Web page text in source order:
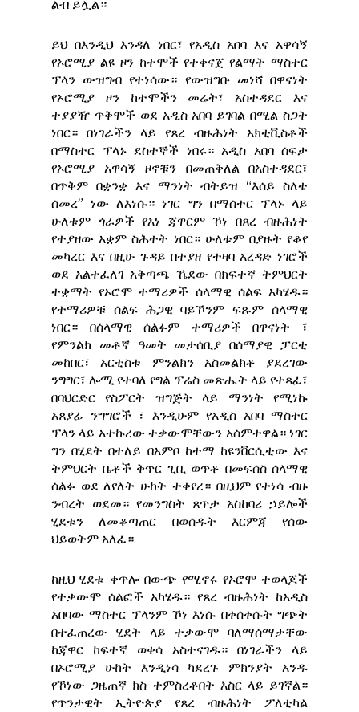
ልብ ይሏል።
ይህ በእንዲህ እንዳለ ነበር፣ የአዲስ አበባ እና አዋሳኝ
የኦሮሚያ ልዩ ዞን ከተሞች የተቀናጀ የልማት ማስተር
ፕላን ውዝግብ የተነሳው። የውዝግቡ መነሻ በዋናነት
የኦሮሚያ ዞን ከተሞችን መሬት፣ አስተዳደር እና
ተያያዥ ጥቅሞች ወደ አዲስ አበባ ይገባል በሚል ስጋት
ነበር። በነገራችን ላይ የጸረ ብዙሕነት አክቲቪስቶች
በማስተር ፕላኑ ደስተኞች ነበሩ። አዲስ አበባ ሰፍታ
የኦሮሚያ አዋሳኝ ዞኖቹን በመጠቅለል በአስተዳደር፣
በጥቅም በቋንቋ እና ማንነት ብትይዝ “እሰይ ስለቴ
ሰመረ” ነው ለእነሱ። ነገር ግን በማሰተር ፕላኑ ላይ
ሁለቱም ጎራዎች የእነ ጃዋርም ኾነ በጸረ ብዙሕነት
የተያዘው አቋም ስሕተት ነበር። ሁለቱም በያዙት የቆየ
መካረር እና በዚሁ ጉዳይ በተያዘ የተዛባ አረዳድ ነገሮች
ወደ አልተፈለገ አቅጣጫ ኼደው በክፍተኛ ትምህርት
ተቋማት የኦሮሞ ተማሪዎች ሰላማዊ ሰልፍ አካሄዱ።
የተማሪዎቹ ሰልፍ ሕጋዊ ባይኾንም ፍጹም ሰላማዊ
ነበር። በሰላማዊ ሰልፉም ተማሪዎች በዋናነት ፣
የምንልክ መቶኛ ዓመት መታሰቢያ በሰማያዊ ፓርቲ
መከበር፣ አርቲስቱ ምንልክን አስመልክቶ ያደረገው
ንግግር፣ ሎሚ የተባለ የግል ፕሬስ መጽሔት ላይ የተጻፈ፣
በባህርድር የስፖርት ዝግጅት ላይ ማንነት የሚነኩ
አጸያፊ ንግግሮች ፣ እንዲሁም የአዲስ አበባ ማስተር
ፕላን ላይ አተኩረው ተቃውሞቸውን አሰምተዋል። ነገር
ግን በሂደት በተለይ በአምቦ ከተማ ከዩንቨርሲቲው እና
ትምህርት ቤቶች ቅጥር ጊቢ ወጥቶ በመፍሰስ ሰላማዊ
ሰልፉ ወደ ለየለት ሁከት ተቀየረ። በዚህም የተነሳ ብዙ
ንብረት ወደመ። የመንግስት ጸጥታ አስከባሪ ኃይሎች
ሂደቱን ለመቆጣጠር በወሰዱት እርምጃ የሰው
ህይወትም አለፈ።
ከዚህ ሂደቱ ቀጥሎ በውጭ የሚኖሩ የኦሮሞ ተወላጆች
የተቃውሞ ሰልፎች አካሄዱ። የጸረ ብዙሕነት ከአዲስ
አበባው ማስተር ፕላንም ኾነ እነሱ በቀሰቀሱት ግጭት
በተፈጠረው ሂደት ላይ ተቃውሞ ባለማሰማታቸው
ከጃዋር ከፍተኛ ወቀሳ አስተናገዱ። በነገራችን ላይ
በኦሮሚያ ሁከት እንዲነሳ ካደረጉ ምክንያት አንዱ
የኾነው ጋዜጠኛ ክስ ተምስረቶበት እስር ላይ ይገኛል።
የጥንታዊት ኢትዮጵያ የጸረ ብዙሕነት ፖለቲካል